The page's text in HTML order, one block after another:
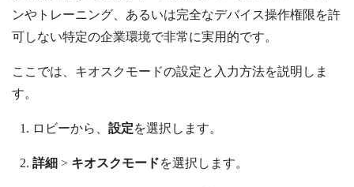
ンやトレーニング、あるいは完全なデバイス操作権限を許
可しない特定の企業環境で非常に実用的です。
ここでは、キオスクモードの設定と入力方法を説明しま
す。
ロビーから、 設定を選択します。
詳細 > キオスクモードを選択します。